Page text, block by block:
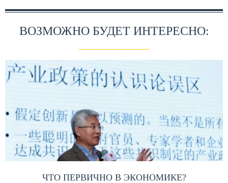
ВОЗМОЖНО БУДЕТ ИНТЕРЕСНО:
ЧТО ПЕРВИЧНО В ЭКОНОМИКЕ?